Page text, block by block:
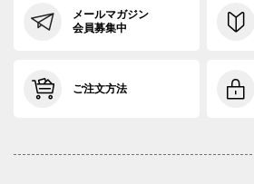
メールマガジン
会員募集中
ご注文方法